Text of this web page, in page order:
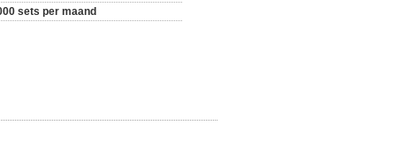
sets per maand